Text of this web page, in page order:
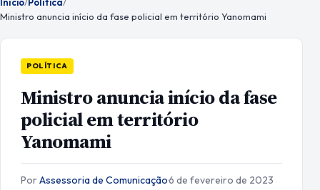
Ministro anuncia início da fase policial em território Yanomami
POLÍTICA
Ministro anuncia início da fase
policial em território
Yanomami
PorAssessoria de Comunicação·6 de fevereiro de 2023